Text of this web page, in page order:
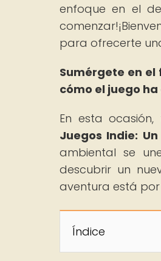
enfoque en el
para ofrecerte
Sumérgete en
cómo el juego
En esta
Juegos Indie:
ambiental se
descubrir un
aventura está
Índice